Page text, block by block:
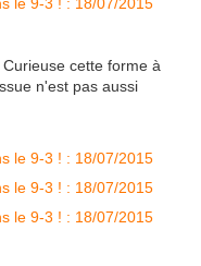
. Curieuse cette forme à
n'est pas aussi